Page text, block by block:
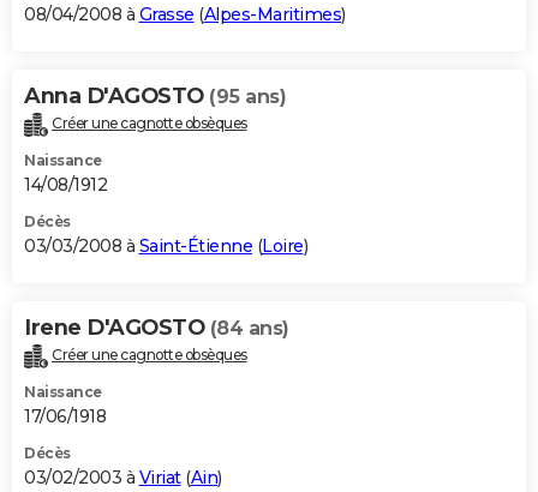
08/04/2008 à Grasse (Alpes-Maritimes)
Anna D'AGOSTO (95 ans)
Créer une cagnotte obsèques
Naissance
14/08/1912
Décès
03/03/2008 à Saint-Étienne (Loire)
Irene D'AGOSTO (84 ans)
Créer une cagnotte obsèques
Naissance
17/06/1918
Décès
03/02/2003 à Viriat(Ain)